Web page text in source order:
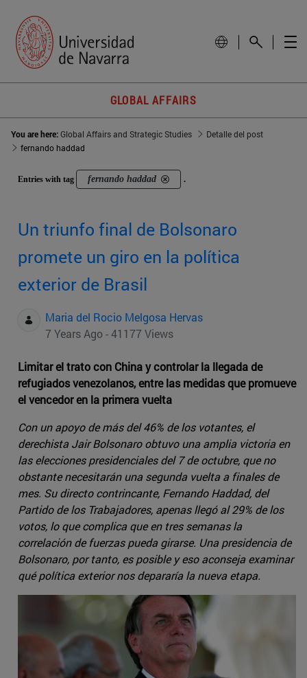
GLOBAL AFFAIRS
You are here:Global Affairs and Strategic Studies
Detalle del post
fernando haddad
Entries with tag fernando haddad .
Un triunfo final de Bolsonaro
promete un giro en la política
exterior de Brasil
Maria del Rocio Melgosa Hervas
7 Years Ago - 41177 Views
Limitar el trato con China y controlar la llegada de
refugiados venezolanos, entre las medidas que promueve
el vencedor en la primera vuelta
Con un apoyo de más del 46% de los votantes, el
derechista Jair Bolsonaro obtuvo una amplia victoria en
las elecciones presidenciales del 7 de octubre, que no
obstante necesitarán una segunda vuelta a finales de
mes. Su directo contrincante, Fernando Haddad, del
Partido de los Trabajadores, apenas llegó al 29% de los
votos, lo que complica que en tres semanas la
correlación de fuerzas pueda girarse. Una presidencia de
Bolsonaro, por tanto, es posible y eso aconseja examinar
qué política exterior nos depararía la nueva etapa.